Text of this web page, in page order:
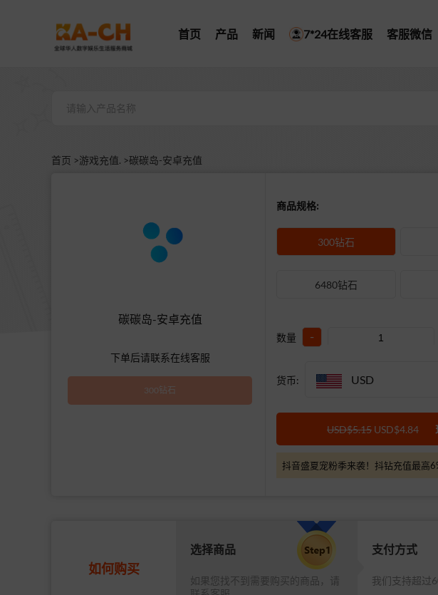
首页 产品 新闻 7*24在线客服 客服微信
首页 >游戏充值. >碳碳岛-安卓充值
碳碳岛-安卓充值
下单后请联系在线客服
300钻石
商品规格:
300钻石
6480钻石
数量 -
货币: USD
USD$5.15 USD$4.84
抖音盛夏宠粉季来袭！抖钻充值最高
如何购买
选择商品
如果您找不到需要购买的商品，请
支付方式
我们支持超过